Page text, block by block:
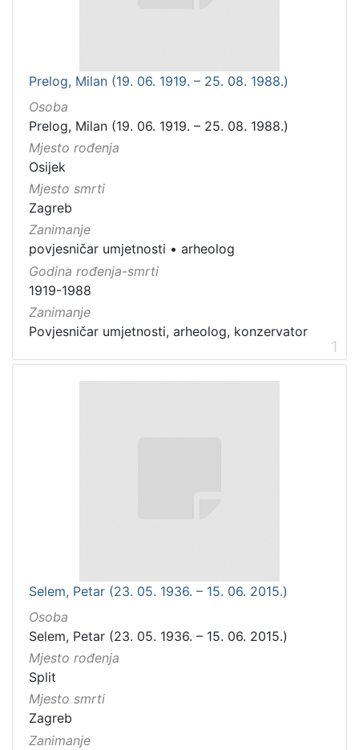
Prelog, Milan (19. 06. 1919. – 25. 08. 1988.)
Osoba
Prelog, Milan (19. 06. 1919. – 25. 08. 1988.)
Mjesto rođenja
Osijek
Mjesto smrti
Zagreb
Zanimanje
povjesničar umjetnosti • arheolog
Godina rođenja-smrti
1919-1988
Zanimanje
Povjesničar umjetnosti, arheolog, konzervator
1
Selem, Petar (23. 05. 1936. – 15. 06. 2015.)
Osoba
Selem, Petar (23. 05. 1936. – 15. 06. 2015.)
Mjesto rođenja
Split
Mjesto smrti
Zagreb
Zanimanje